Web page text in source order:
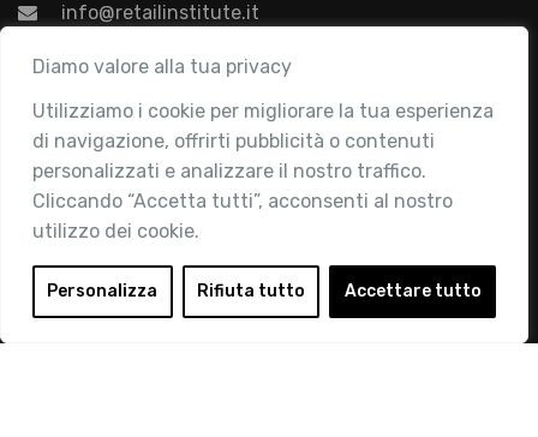
Diamo valore alla tua privacy
Utilizziamo i cookie per migliorare la tua esperienza
di navigazione, offrirti pubblicità o contenuti
personalizzati e analizzare il nostro traffico.
Cliccando “Accetta tutti”, acconsenti al nostro
utilizzo dei cookie.
Personalizza Rifiuta tutto Accettare tutto
info@retailinstitute.it
Associazione
Chi siamo
Attività
Contatti
Area Riservata
Login
Diventa Socio